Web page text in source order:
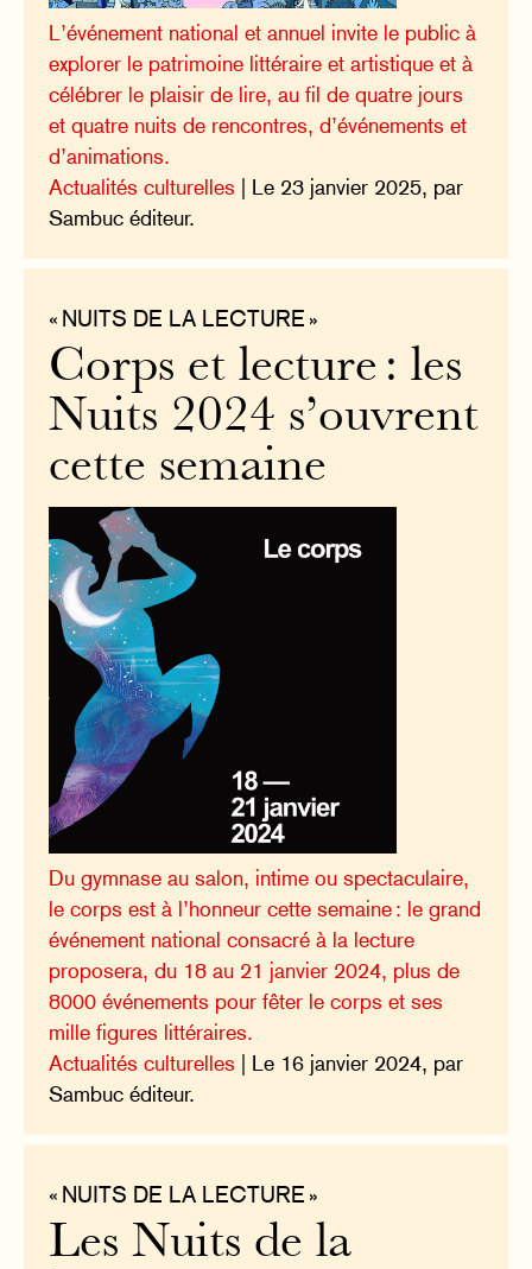
L’événement national et annuel invite le public à
explorer le patrimoine littéraire et artistique et à
célébrer le plaisir de lire, au fil de quatre jours
et quatre nuits de rencontres, d’événements et
d’animations.
Actualités culturelles | Le 23 janvier 2025, par
Sambuc éditeur.
« NUITS DE LA LECTURE »
Corps et lecture : les
Nuits 2024 s’ouvrent
cette semaine
Du gymnase au salon, intime ou spectaculaire,
le corps est à l’honneur cette semaine : le grand
événement national consacré à la lecture
proposera, du 18 au 21 janvier 2024, plus de
8000 événements pour fêter le corps et ses
mille figures littéraires.
Actualités culturelles | Le 16 janvier 2024, par
Sambuc éditeur.
« NUITS DE LA LECTURE »
Les Nuits de la